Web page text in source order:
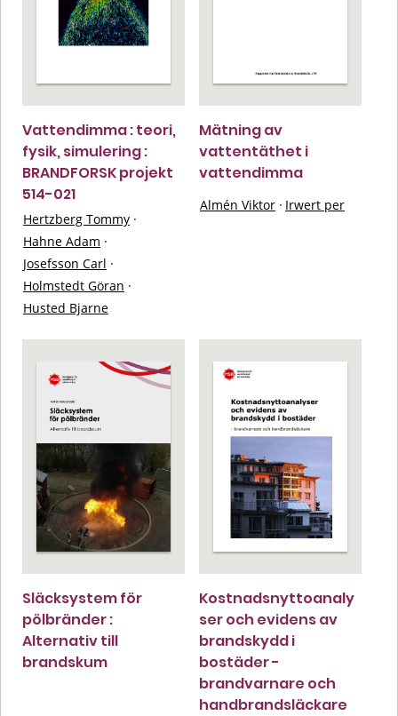
Vattendimma : teori,
fysik, simulering :
BRANDFORSK projekt
514-021
Hertzberg Tommy ·
Hahne Adam ·
Josefsson Carl ·
Holmstedt Göran ·
Husted Bjarne
Mätning av
vattentäthet i
vattendimma
Almén Viktor · Irwert per
Släcksystem för
pölbränder :
Alternativ till
brandskum
Kostnadsnyttoanaly
ser och evidens av
brandskydd i
bostäder -
brandvarnare och
handbrandsläckare